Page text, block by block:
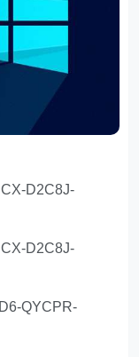
D2C8J-
D2C8J-
QYCPR-